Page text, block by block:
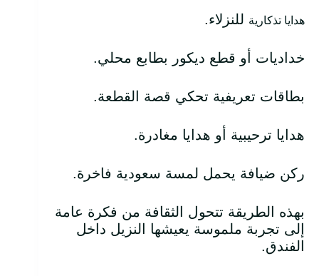
هدايا تذكارية للنزلاء.
خداديات أو قطع ديكور بطابع محلي.
بطاقات تعريفية تحكي قصة القطعة.
هدايا ترحيبية أو هدايا مغادرة.
ركن ضيافة يحمل لمسة سعودية فاخرة.
بهذه الطريقة تتحول الثقافة من فكرة عامة
إلى تجربة ملموسة يعيشها النزيل داخل
الفندق.